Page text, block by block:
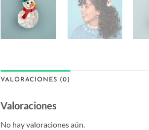
VALORACIONES (0)
Valoraciones
No hay valoraciones aún.